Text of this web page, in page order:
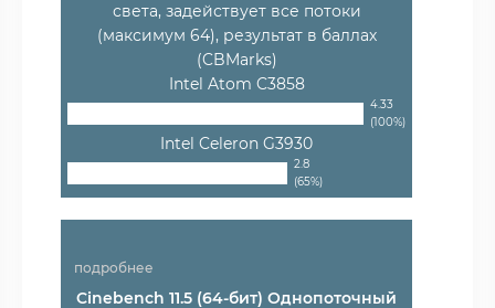
света, задействует все потоки
(максимум 64), результат в баллах
(CBMarks)
Intel Atom C3858
4.33
(100%)
Intel Celeron G3930
2.8
(65%)
подробнее
Cinebench 11.5 (64-бит) Однопоточный